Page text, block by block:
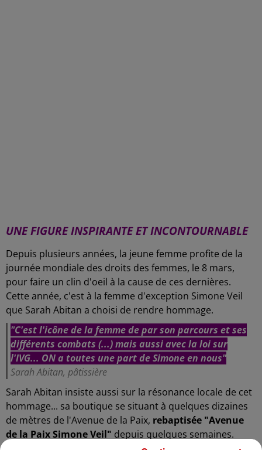
UNE FIGURE INSPIRANTE ET INCONTOURNABLE
Depuis plusieurs années, la jeune femme profite de la
journée mondiale des droits des femmes, le 8 mars,
pour faire un clin d'oeil à la cause de ces dernières.
Cette année, c'est à la femme d'exception Simone Veil
que Sarah Abitan a choisi de rendre hommage.
"C'est l'icône de la femme de par son parcours et ses
différents combats (...) mais aussi avec la loi sur
l'IVG... ON a toutes une part de Simone en nous"
Sarah Abitan, pâtissière
Sarah Abitan insiste aussi sur la résonance locale de cet
hommage... sa boutique se situant à quelques dizaines
de mètres de l'Avenue de la Paix, rebaptisée "Avenue
de la Paix Simone Veil" depuis quelques semaines.